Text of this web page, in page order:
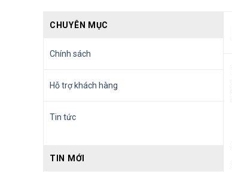
CHUYÊN MỤC
Chính sách
Hỗ trợ khách hàng
Tin tức
TIN MỚI